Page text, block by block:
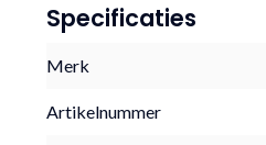
Specificaties
Merk
Artikelnummer